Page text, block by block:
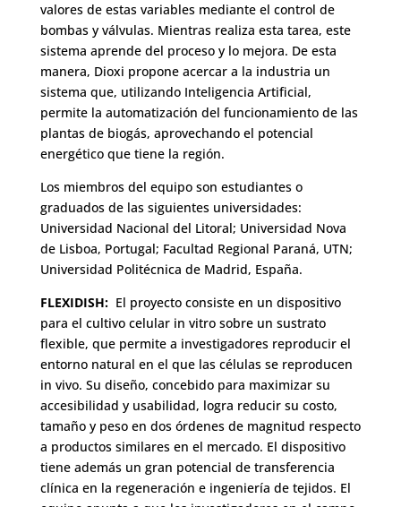
valores de estas variables mediante el control de
bombas y válvulas. Mientras realiza esta tarea, este
sistema aprende del proceso y lo mejora. De esta
manera, Dioxi propone acercar a la industria un
sistema que, utilizando Inteligencia Artificial,
permite la automatización del funcionamiento de las
plantas de biogás, aprovechando el potencial
energético que tiene la región.
Los miembros del equipo son estudiantes o
graduados de las siguientes universidades:
Universidad Nacional del Litoral; Universidad Nova
de Lisboa, Portugal; Facultad Regional Paraná, UTN;
Universidad Politécnica de Madrid, España.
FLEXIDISH:El proyecto consiste en un dispositivo
para el cultivo celular in vitro sobre un sustrato
flexible, que permite a investigadores reproducir el
entorno natural en el que las células se reproducen
in vivo. Su diseño, concebido para maximizar su
accesibilidad y usabilidad, logra reducir su costo,
tamaño y peso en dos órdenes de magnitud respecto
a productos similares en el mercado. El dispositivo
tiene además un gran potencial de transferencia
clínica en la regeneración e ingeniería de tejidos. El